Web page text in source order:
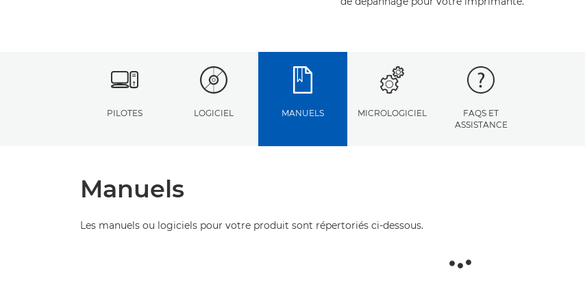
PILOTES LOGICIEL MANUELS MICROLOGICIEL
FAQS ET
ASSISTANCE
Manuels
Les manuels ou logiciels pour votre produit sont répertoriés ci-dessous.